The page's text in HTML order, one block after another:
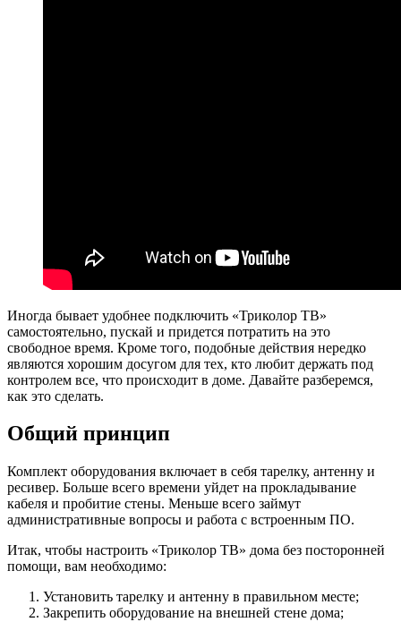
Иногда бывает удобнее подключить «Триколор ТВ»
самостоятельно, пускай и придется потратить на это
свободное время. Кроме того, подобные действия нередко
являются хорошим досугом для тех, кто любит держать под
контролем все, что происходит в доме. Давайте разберемся,
как это сделать.
Общий принцип
Комплект оборудования включает в себя тарелку, антенну и
ресивер. Больше всего времени уйдет на прокладывание
кабеля и пробитие стены. Меньше всего займут
административные вопросы и работа с встроенным ПО.
Итак, чтобы настроить «Триколор ТВ» дома без посторонней
помощи, вам необходимо:
Установить тарелку и антенну в правильном месте;
Закрепить оборудование на внешней стене дома;